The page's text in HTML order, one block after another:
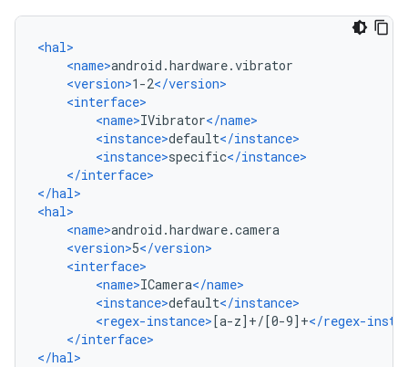
<hal>
<name>android.hardware.vibrator
<version>1-2</version>
<interface>
<name>IVibrator</name>
<instance>default</instance>
<instance>specific</instance>
</interface>
</hal>
<hal>
<name>android.hardware.camera
<version>5</version>
<interface>
<name>ICamera</name>
<instance>default</instance>
<regex-instance>[a-z]+/[0-9]+</regex-
</interface>
</hal>